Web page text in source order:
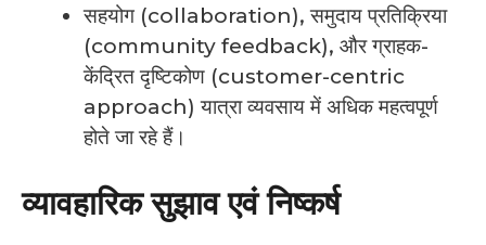
सहयोग (collaboration), समुदाय प्रतिक्रिया
(community feedback), और ग्राहक-
केंद्रित दृष्टिकोण (customer-centric
approach) यात्रा व्यवसाय में अधिक महत्वपूर्ण
होते जा रहे हैं।
व्यावहारिक सुझाव एवं निष्कर्ष